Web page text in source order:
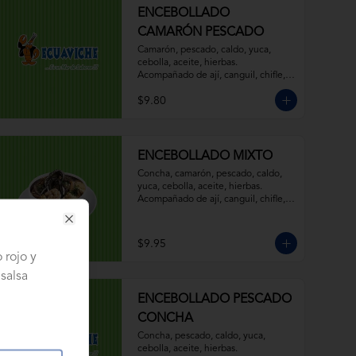
ENCEBOLLADO
CAMARÓN PESCADO
Camarón, pescado, caldo, yuca,
cebolla, aceite, hierbas.
Acompañado de ají, canguil, chifle,
$9.80
ENCEBOLLADO MIXTO
Concha, camarón, pescado, caldo,
yuca, cebolla, aceite, hierbas.
Acompañado de ají, canguil, chifle,
$9.95
ENCEBOLLADO PESCADO
CONCHA
Concha, pescado, caldo, yuca,
cebolla, aceite, hierbas.
rojo y